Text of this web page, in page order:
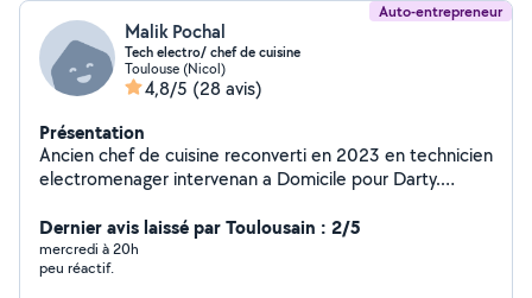
Auto-entrepreneur
Malik Pochal
Tech electro/ chef de cuisine
Toulouse (Nicol)
4,8/5 (28 avis)
Présentation
Ancien chef de cuisine reconverti en 2023 en technicien
electromenager intervenan a Domicile pour Darty.
évènement nécessitant un pro de la cuisine ou réparer
les electro récalcitrant. Avec moi les problèmes
trouvent leurs Solution
Dernier avis laissé par Toulousain : 2/5
mercredi à 20h
peu réactif.